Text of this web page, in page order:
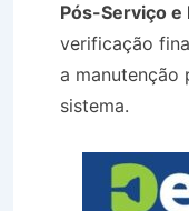
Pós-Serviço e
verificação
a manutenção
sistema.